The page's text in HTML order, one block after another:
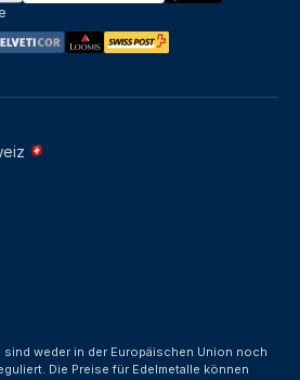
weder in der Europäischen Union noch
Die Preise für Edelmetalle können